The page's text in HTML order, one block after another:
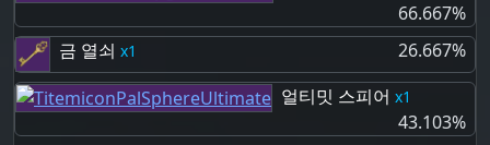
66.667%
금 열쇠
1
26.667%
얼티밋 스피어
1
43.103%